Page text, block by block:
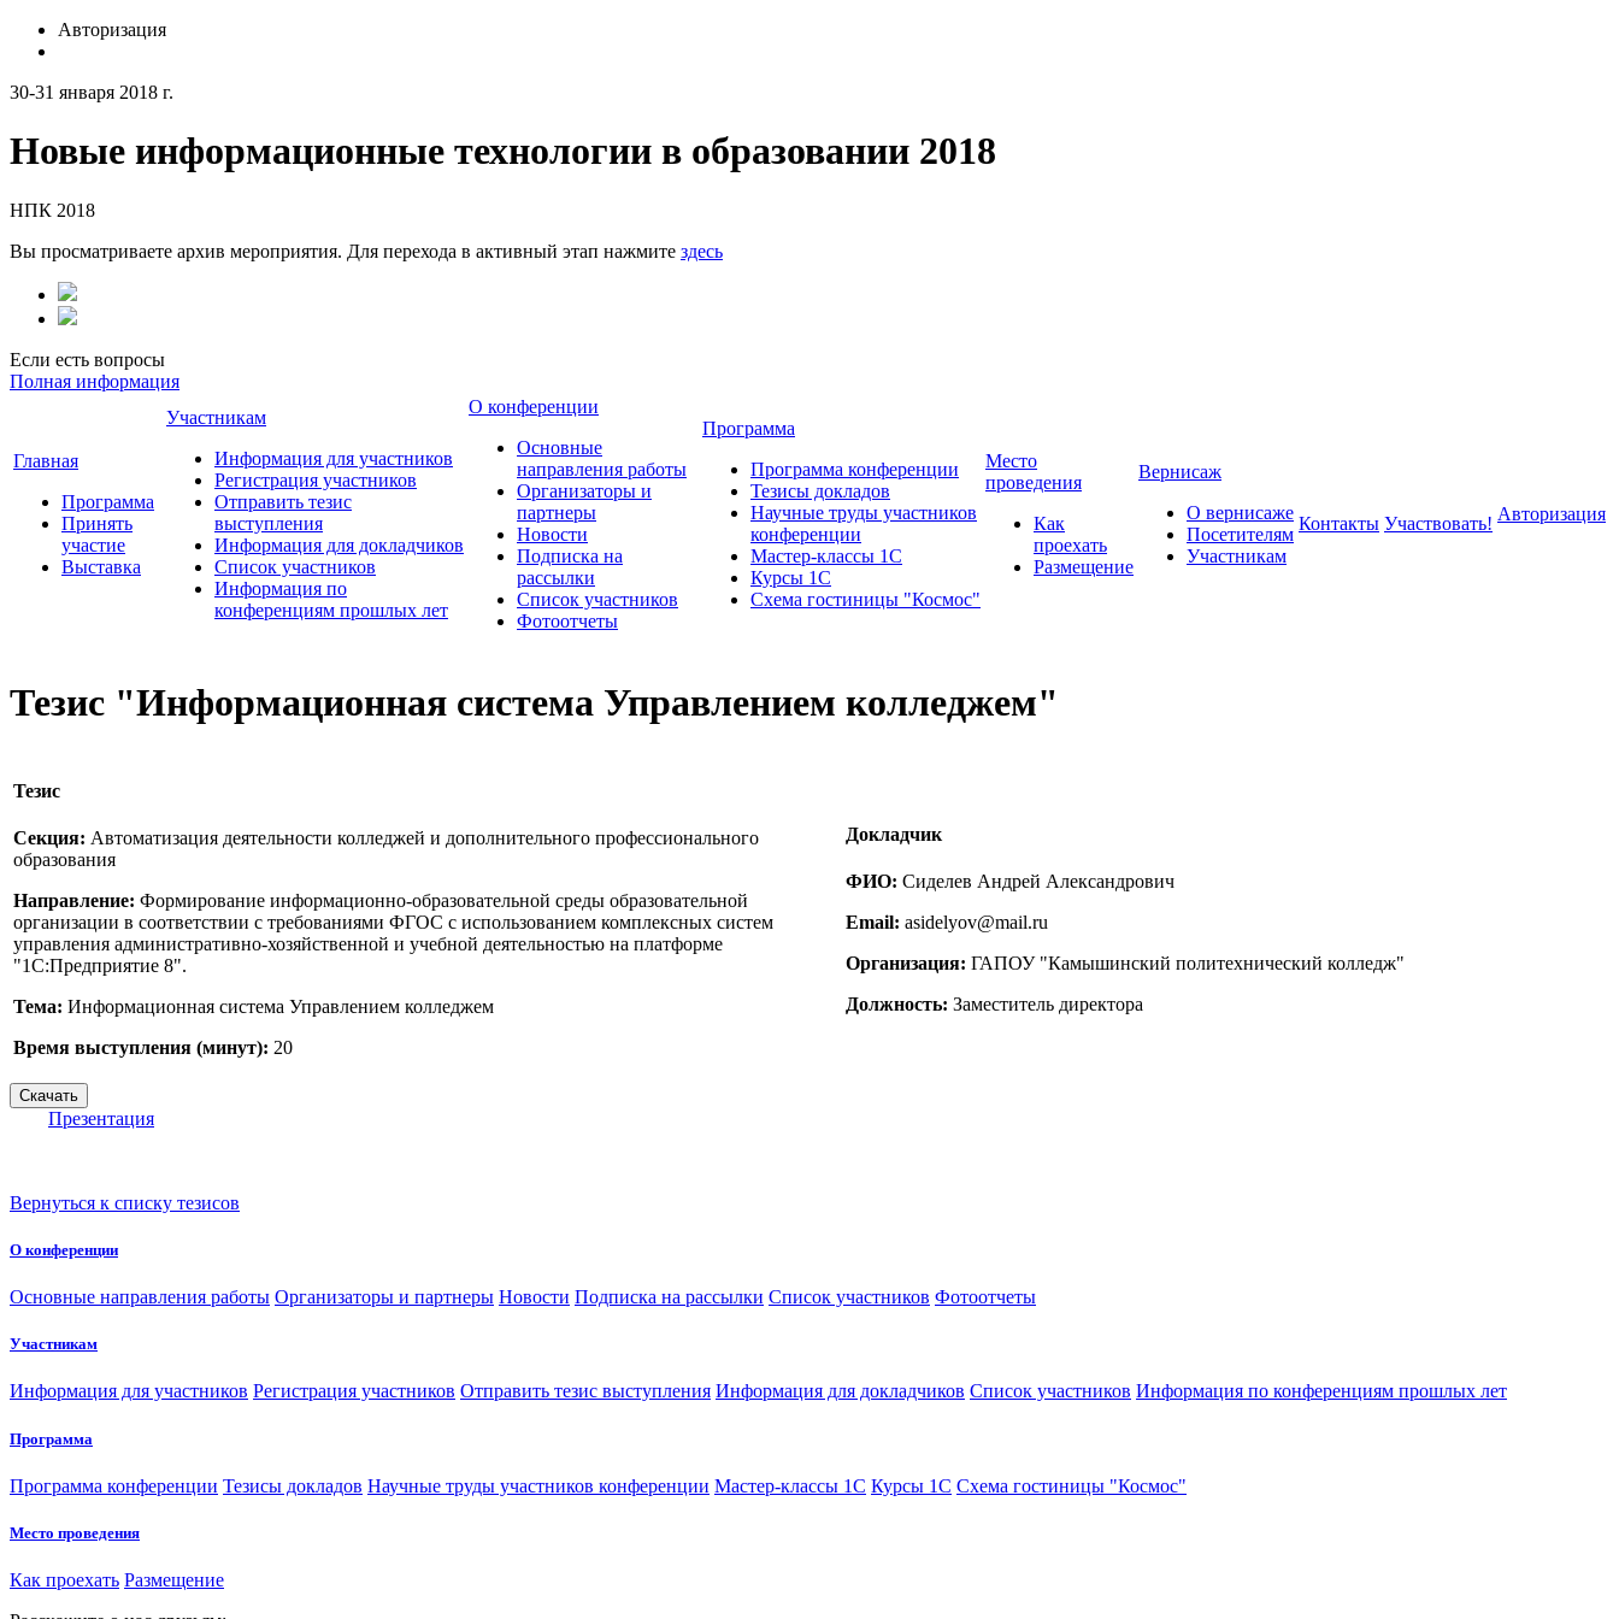
Авторизация
30-31 января 2018 г.
Новые информационные технологии в образовании 2018
НПК 2018
Вы просматриваете архив мероприятия. Для перехода в активный этап нажмите здесь
Если есть вопросы
Полная информация
Главная
Программа
Принять
участие
Выставка
Участникам
Информация для участников
Регистрация участников
Отправить тезис
выступления
Информация для докладчиков
Список участников
Информация по
конференциям прошлых лет
О конференции
Основные
направления работы
Организаторы и
партнеры
Новости
Подписка на
рассылки
Список участников
Фотоотчеты
Программа
Программа конференции
Тезисы докладов
Научные труды участников
конференции
Мастер-классы 1С
Курсы 1С
Схема гостиницы "Космос"
Место
проведения
Как
проехать
Размещение
Вернисаж
О вернисаже
Посетителям
Участникам
Контакты Участвовать! Авторизация
Тезис "Информационная система Управлением колледжем"
Тезис
Секция: Автоматизация деятельности колледжей и дополнительного профессионального
образования
Направление: Формирование информационно-образовательной среды образовательной
организации в соответствии с требованиями ФГОС с использованием комплексных систем
управления административно-хозяйственной и учебной деятельностью на платформе
"1С:Предприятие 8".
Тема: Информационная система Управлением колледжем
Время выступления (минут): 20
Докладчик
ФИО: Сиделев Андрей Александрович
Email: asidelyov@mail.ru
Организация: ГАПОУ "Камышинский политехнический колледж"
Должность: Заместитель директора
Презентация
Вернуться к списку тезисов
О конференции
Основные направления работы Организаторы и партнеры Новости Подписка на рассылки Список участников Фотоотчеты
Участникам
Информация для участников Регистрация участников Отправить тезис выступления Информация для докладчиков Список участников Информация по конференциям прошлых лет
Программа
Программа конференции Тезисы докладов Научные труды участников конференции Мастер-классы 1С Курсы 1С Схема гостиницы "Космос"
Место проведения
Как проехать Размещение